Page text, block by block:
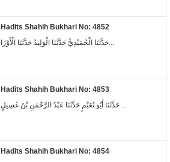
Hadits Shahih Bukhari No: 4852
Hadits Shahih Bukhari No: 4853
Hadits Shahih Bukhari No: 4854